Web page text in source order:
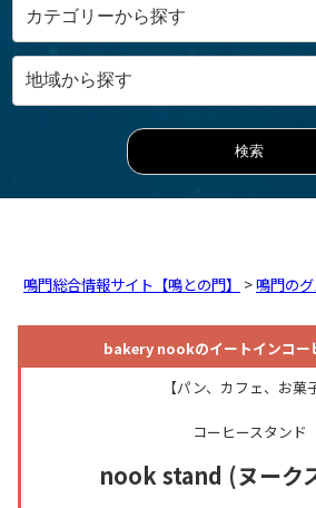
鳴門総合情報サイト【鳴との門】 >鳴門の
bakery nookのイートインコー
【パン、カフェ、お菓
コーヒースタンド
nook stand (ヌーク